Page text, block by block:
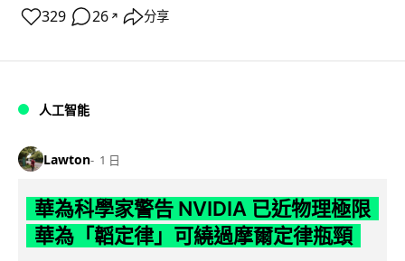
329 26 ↗ 分享
人工智能
Lawton 1 日
華為科學家警告 NVIDIA 已近物理極限
華為「韜定律」可繞過摩爾定律瓶頸